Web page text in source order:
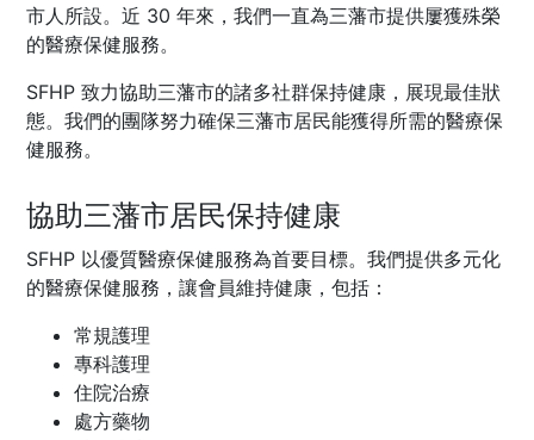
市人所設。近 30 年來，我們一直為三藩市提供屢獲殊榮
的醫療保健服務。
SFHP 致力協助三藩市的諸多社群保持健康，展現最佳狀
態。我們的團隊努力確保三藩市居民能獲得所需的醫療保
健服務。
協助三藩市居民保持健康
SFHP 以優質醫療保健服務為首要目標。我們提供多元化
的醫療保健服務，讓會員維持健康，包括：
常規護理
專科護理
住院治療
處方藥物